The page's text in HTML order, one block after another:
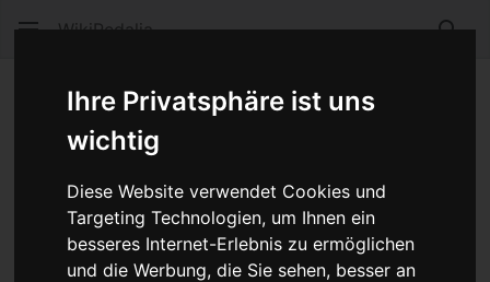
Ihre Privatsphäre ist uns
wichtig
Diese Website verwendet Cookies und
Targeting Technologien, um Ihnen ein
besseres Internet-Erlebnis zu ermöglichen
und die Werbung, die Sie sehen, besser an
WikiPedalia
Weiterleitung
Weiterleitung nach:
XT ®